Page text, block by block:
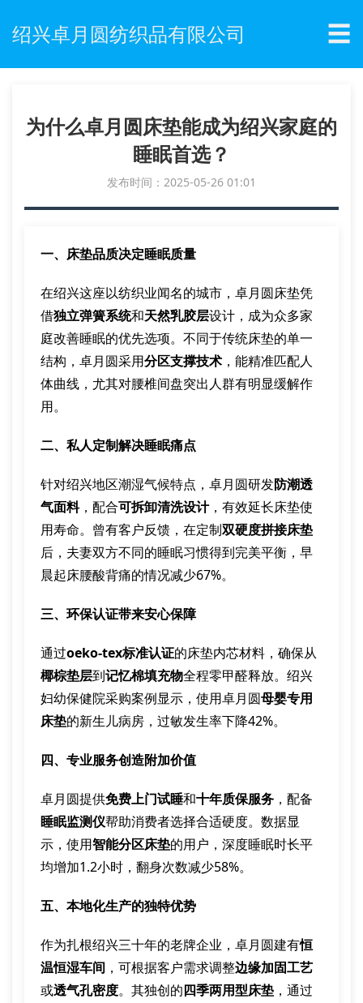
绍兴卓月圆纺织品有限公司 ☰
为什么卓月圆床垫能成为绍兴家庭的
睡眠首选？
发布时间：2025-05-26 01:01
一、床垫品质决定睡眠质量
在绍兴这座以纺织业闻名的城市，卓月圆床垫凭
借独立弹簧系统和天然乳胶层设计，成为众多家
庭改善睡眠的优先选项。不同于传统床垫的单一
结构，卓月圆采用分区支撑技术 ，能精准匹配人
体曲线，尤其对腰椎间盘突出人群有明显缓解作
用。
二、私人定制解决睡眠痛点
针对绍兴地区潮湿气候特点，卓月圆研发防潮透
气面料，配合可拆卸清洗设计，有效延长床垫使
用寿命。曾有客户反馈，在定制双硬度拼接床垫
后，夫妻双方不同的睡眠习惯得到完美平衡，早
晨起床腰酸背痛的情况减少67%。
三、环保认证带来安心保障
通过oeko-tex标准认证的床垫内芯材料，确保从
椰棕垫层到记忆棉填充物全程零甲醛释放。绍兴
妇幼保健院采购案例显示，使用卓月圆母婴专用
床垫的新生儿病房，过敏发生率下降42%。
四、专业服务创造附加价值
卓月圆提供免费上门试睡和十年质保服务 ，配备
睡眠监测仪帮助消费者选择合适硬度。数据显
示，使用智能分区床垫的用户，深度睡眠时长平
均增加1.2小时，翻身次数减少58%。
五、本地化生产的独特优势
作为扎根绍兴三十年的老牌企业，卓月圆建有恒
温恒湿车间 ，可根据客户需求调整边缘加固工艺
或透气孔密度。其独创的四季两用型床垫 ，通过